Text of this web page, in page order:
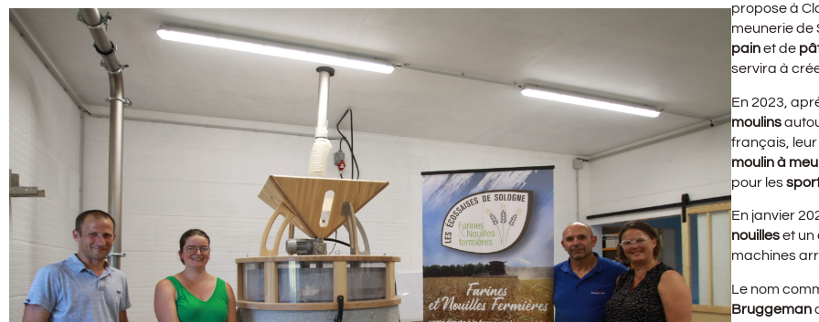
propose à
meunerie de
painet de
servira à
En 2023,
moulins
français,
moulin à
pour les
En janvier
nouilleset un
machines
Le nom
Bruggeman